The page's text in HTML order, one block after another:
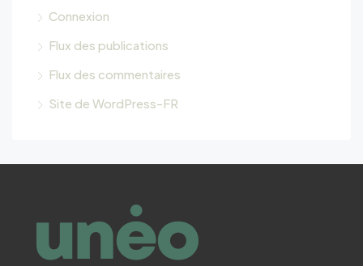
Connexion
Flux des publications
Flux des commentaires
Site de WordPress-FR